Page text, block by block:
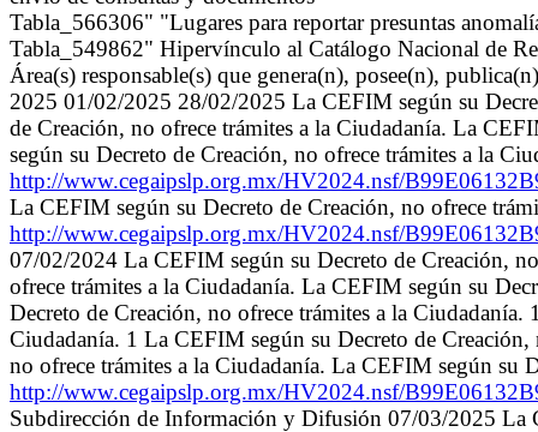
Tabla_566306" "Lugares para reportar presuntas
Tabla_549862" Hipervínculo al Catálogo Nacional de
Área(s) responsable(s) que genera(n), posee(n),
2025 01/02/2025 28/02/2025 La CEFIM según su
de Creación, no ofrece trámites a la Ciudadanía. La
según su Decreto de Creación, no ofrece trámites a la
http://www.cegaipslp.org.mx/HV2024.nsf/
La CEFIM según su Decreto de Creación, no ofrece
http://www.cegaipslp.org.mx/HV2024.nsf/
07/02/2024 La CEFIM según su Decreto de Creación,
ofrece trámites a la Ciudadanía. La CEFIM según su
Decreto de Creación, no ofrece trámites a la
Ciudadanía. 1 La CEFIM según su Decreto de
no ofrece trámites a la Ciudadanía. La CEFIM según su
http://www.cegaipslp.org.mx/HV2024.nsf/
Subdirección de Información y Difusión 07/03/2025 La